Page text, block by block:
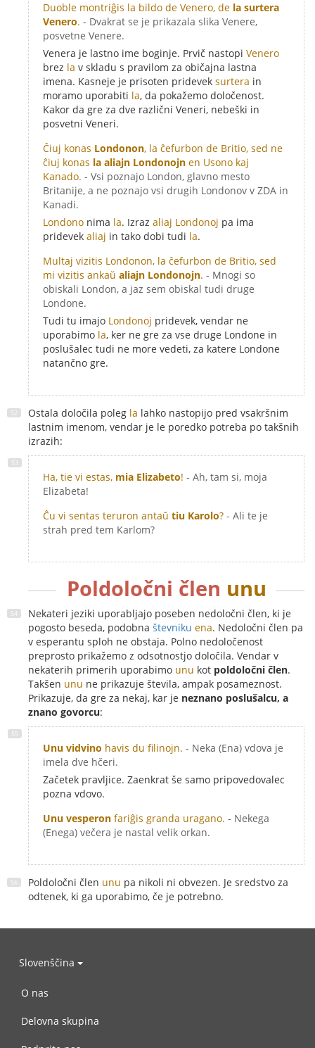
Duoble montriĝis la bildo de Venero, de la surtera
Venero. - Dvakrat se je prikazala slika Venere,
posvetne Venere.
Venera je lastno ime boginje. Prvič nastopi Venero
brez la v skladu s pravilom za običajna lastna
imena. Kasneje je prisoten pridevek surtera in
moramo uporabiti la, da pokažemo določenost.
Kakor da gre za dve različni Veneri, nebeški in
posvetni Veneri.
Ĉiuj konas Londonon, la ĉefurbon de Britio, sed ne
ĉiuj konas la aliajn Londonojn en Usono kaj
Kanado. - Vsi poznajo London, glavno mesto
Britanije, a ne poznajo vsi drugih Londonov v ZDA in
Kanadi.
Londono nima la. Izraz aliaj Londonoj pa ima
pridevek aliaj in tako dobi tudi la.
Multaj vizitis Londonon, la ĉefurbon de Britio, sed
mi vizitis ankaŭ aliajn Londonojn. - Mnogi so
obiskali London, a jaz sem obiskal tudi druge
Londone.
Tudi tu imajo Londonoj pridevek, vendar ne
uporabimo la, ker ne gre za vse druge Londone in
poslušalec tudi ne more vedeti, za katere Londone
natančno gre.
Ostala določila poleg la lahko nastopijo pred vsakršnim
lastnim imenom, vendar je le poredko potreba po takšnih
izrazih:
Ha, tie vi estas, mia Elizabeto! - Ah, tam si, moja
Elizabeta!
Ĉu vi sentas teruron antaŭ tiu Karolo? - Ali te je
strah pred tem Karlom?
Poldoločni člen unu
Nekateri jeziki uporabljajo poseben nedoločni člen, ki je
pogosto beseda, podobna števniku ena. Nedoločni člen pa
v esperantu sploh ne obstaja. Polno nedoločenost
preprosto prikažemo z odsotnostjo določila. Vendar v
nekaterih primerih uporabimo unu kot poldoločni člen.
Takšen unu ne prikazuje števila, ampak posameznost.
Prikazuje, da gre za nekaj, kar je neznano poslušalcu, a
znano govorcu:
Unu vidvino havis du filinojn. - Neka (Ena) vdova je
imela dve hčeri.
Začetek pravljice. Zaenkrat še samo pripovedovalec
pozna vdovo.
Unu vesperon fariĝis granda uragano. - Nekega
(Enega) večera je nastal velik orkan.
Poldoločni člen unu pa nikoli ni obvezen. Je sredstvo za
odtenek, ki ga uporabimo, če je potrebno.
Slovenščina
O nas
Delovna skupina